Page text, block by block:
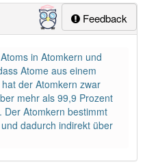
Artikel die: 0
erraten.
Feedback
in Atomkern und
Atome aus einem
der Atomkern zwar
mehr als 99,9 Prozent
Der Atomkern bestimmt
dadurch indirekt über